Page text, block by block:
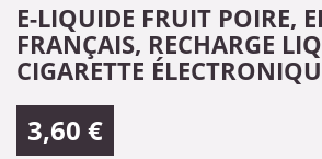
E-LIQUIDE FRUIT POIRE,
FRANÇAIS, RECHARGE
CIGARETTE
3,60 €